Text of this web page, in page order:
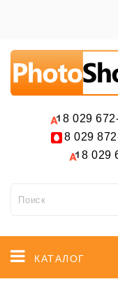
8 029
8 029
8 029
КАТАЛОГ